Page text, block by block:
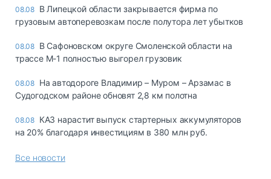
08.08 В Липецкой области закрывается фирма по
грузовым автоперевозкам после полутора лет убытков
08.08 В Сафоновском округе Смоленской области на
трассе М-1 полностью выгорел грузовик
08.08 На автодороге Владимир – Муром – Арзамас в
Судогодском районе обновят 2,8 км полотна
08.08 КАЗ нарастит выпуск стартерных аккумуляторов
на 20% благодаря инвестициям в 380 млн руб.
Все новости